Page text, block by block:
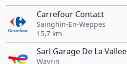
Carrefour Contact
Sainghin-En-Weppes
15,7 km
Sarl Garage De La Vallee
Wavrin